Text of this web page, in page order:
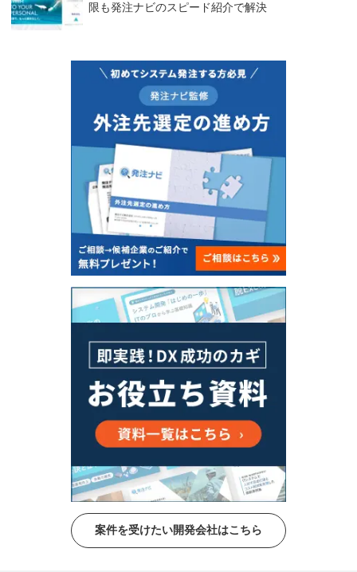
限も発注ナビのスピード紹介で解決
案件を受けたい開発会社はこちら